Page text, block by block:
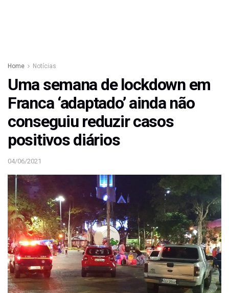
Home Notícias
Uma semana de lockdown em
Franca ‘adaptado’ ainda não
conseguiu reduzir casos
positivos diários
04/06/2021